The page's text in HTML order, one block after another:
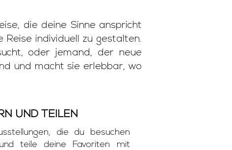
die deine Sinne anspricht
Reise individuell zu gestalten.
oder jemand, der neue
und macht sie erlebbar, wo
UND TEILEN
die du besuchen
teile deine Favoriten mit